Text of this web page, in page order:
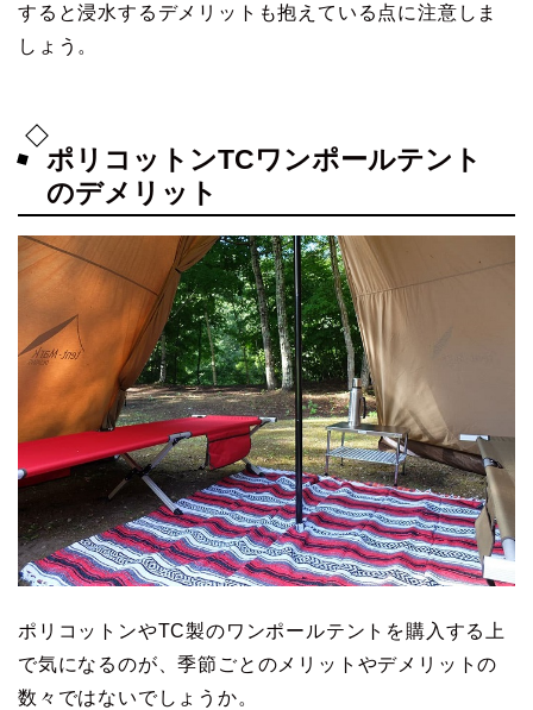
すると浸水するデメリットも抱えている点に注意しま
しょう。
ポリコットンTCワンポールテント
のデメリット
ポリコットンやTC製のワンポールテントを購入する上
で気になるのが、季節ごとのメリットやデメリットの
数々ではないでしょうか。